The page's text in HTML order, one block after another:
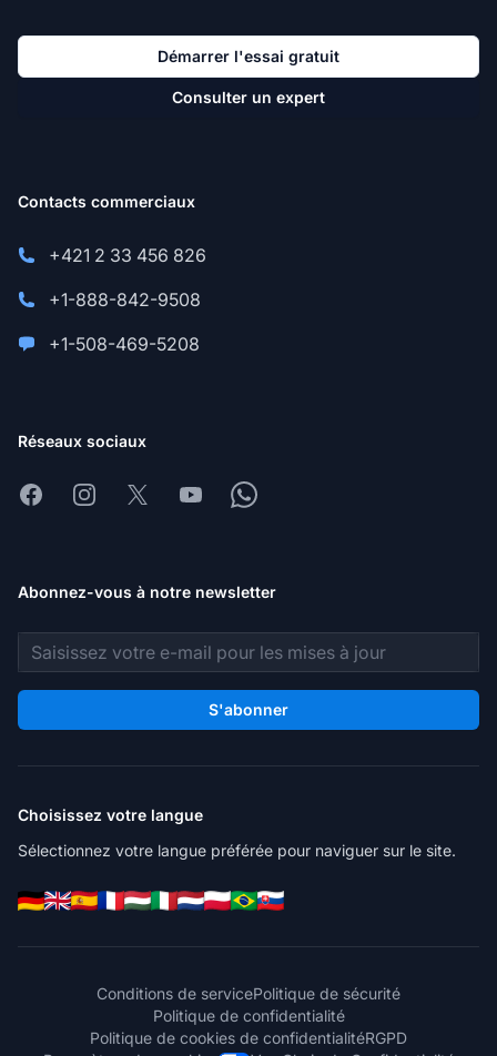
Démarrer l'essai gratuit
Consulter un expert
Contacts commerciaux
+421 2 33 456 826
+1-888-842-9508
+1-508-469-5208
Réseaux sociaux
FacebookInstagram
X YoutubeWhatsapp
Abonnez-vous à notre newsletter
Adresse e-mail
S'abonner
Choisissez votre langue
Sélectionnez votre langue préférée pour naviguer sur le site.
Conditions de servicePolitique de sécurité
Politique de confidentialité
Politique de cookies de confidentialitéRGPD